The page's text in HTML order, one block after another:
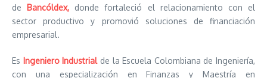
de Bancóldex, donde fortaleció el relacionamiento con el
sector productivo y promovió soluciones de financiación
empresarial.
Es Ingeniero Industrial de la Escuela Colombiana de Ingeniería,
con una especialización en Finanzas y Maestría en